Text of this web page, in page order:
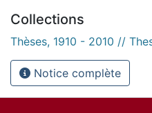
Collections
Thèses, 1910 - 2010 //
Notice complète